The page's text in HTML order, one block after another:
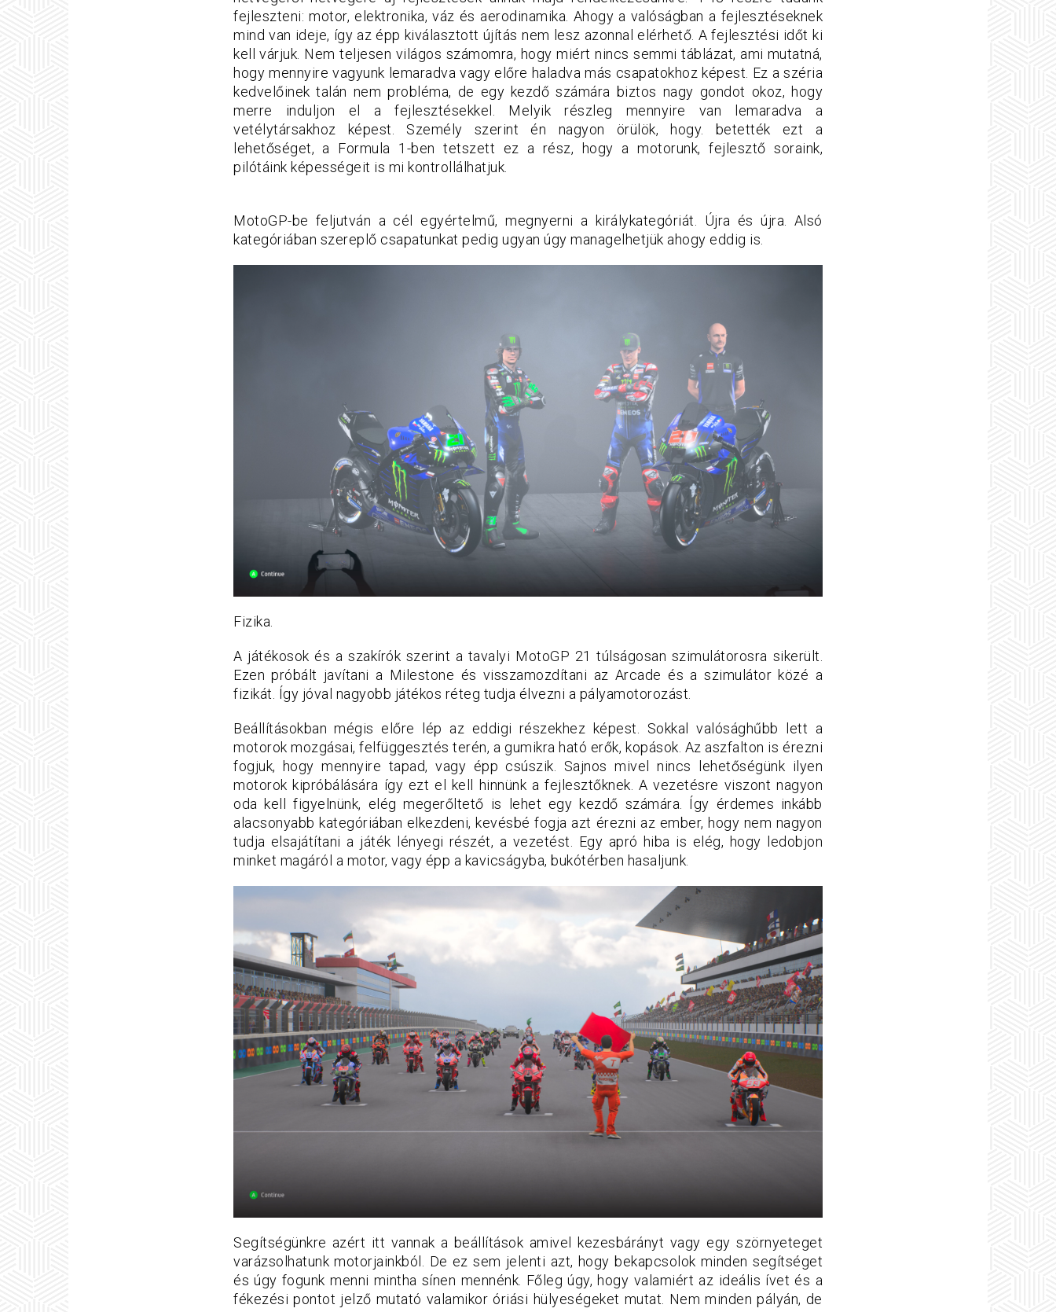
fejleszteni: motor, elektronika, váz és aerodinamika. Ahogy a valóságban a fejlesztéseknek
mind van ideje, így az épp kiválasztott újítás nem lesz azonnal elérhető. A fejlesztési időt ki
kell várjuk. Nem teljesen világos számomra, hogy miért nincs semmi táblázat, ami mutatná,
hogy mennyire vagyunk lemaradva vagy előre haladva más csapatokhoz képest. Ez a széria
kedvelőinek talán nem probléma, de egy kezdő számára biztos nagy gondot okoz, hogy
merre induljon el a fejlesztésekkel. Melyik részleg mennyire van lemaradva a
vetélytársakhoz képest. Személy szerint én nagyon örülök, hogy. betették ezt a
lehetőséget, a Formula 1-ben tetszett ez a rész, hogy a motorunk, fejlesztő soraink,
pilótáink képességeit is mi kontrollálhatjuk.
MotoGP-be feljutván a cél egyértelmű, megnyerni a királykategóriát. Újra és újra. Alsó
kategóriában szereplő csapatunkat pedig ugyan úgy managelhetjük ahogy eddig is.
Fizika.
A játékosok és a szakírók szerint a tavalyi MotoGP 21 túlságosan szimulátorosra sikerült.
Ezen próbált javítani a Milestone és visszamozdítani az Arcade és a szimulátor közé a
fizikát. Így jóval nagyobb játékos réteg tudja élvezni a pályamotorozást.
Beállításokban mégis előre lép az eddigi részekhez képest. Sokkal valósághűbb lett a
motorok mozgásai, felfüggesztés terén, a gumikra ható erők, kopások. Az aszfalton is érezni
fogjuk, hogy mennyire tapad, vagy épp csúszik. Sajnos mivel nincs lehetőségünk ilyen
motorok kipróbálására így ezt el kell hinnünk a fejlesztőknek. A vezetésre viszont nagyon
oda kell figyelnünk, elég megerőltető is lehet egy kezdő számára. Így érdemes inkább
alacsonyabb kategóriában elkezdeni, kevésbé fogja azt érezni az ember, hogy nem nagyon
tudja elsajátítani a játék lényegi részét, a vezetést. Egy apró hiba is elég, hogy ledobjon
minket magáról a motor, vagy épp a kavicságyba, bukótérben hasaljunk.
Segítségünkre azért itt vannak a beállítások amivel kezesbárányt vagy egy szörnyeteget
varázsolhatunk motorjainkból. De ez sem jelenti azt, hogy bekapcsolok minden segítséget
és úgy fogunk menni mintha sínen mennénk. Főleg úgy, hogy valamiért az ideális ívet és a
fékezési pontot jelző mutató valamikor óriási hülyeségeket mutat. Nem minden pályán, de